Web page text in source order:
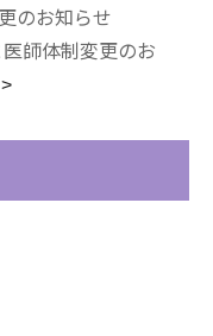
のお知らせ
師体制変更のお
>